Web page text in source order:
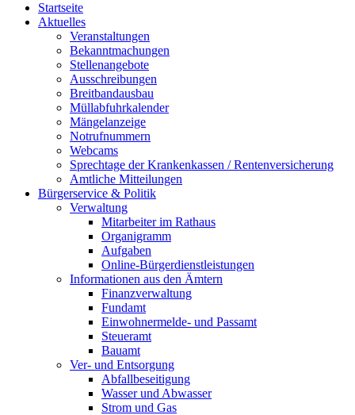
Startseite
Aktuelles
Veranstaltungen
Bekanntmachungen
Stellenangebote
Ausschreibungen
Breitbandausbau
Müllabfuhrkalender
Mängelanzeige
Notrufnummern
Webcams
Sprechtage der Krankenkassen / Rentenversicherung
Amtliche Mitteilungen
Bürgerservice & Politik
Verwaltung
Mitarbeiter im Rathaus
Organigramm
Aufgaben
Online-Bürgerdienstleistungen
Informationen aus den Ämtern
Finanzverwaltung
Fundamt
Einwohnermelde- und Passamt
Steueramt
Bauamt
Ver- und Entsorgung
Abfallbeseitigung
Wasser und Abwasser
Strom und Gas